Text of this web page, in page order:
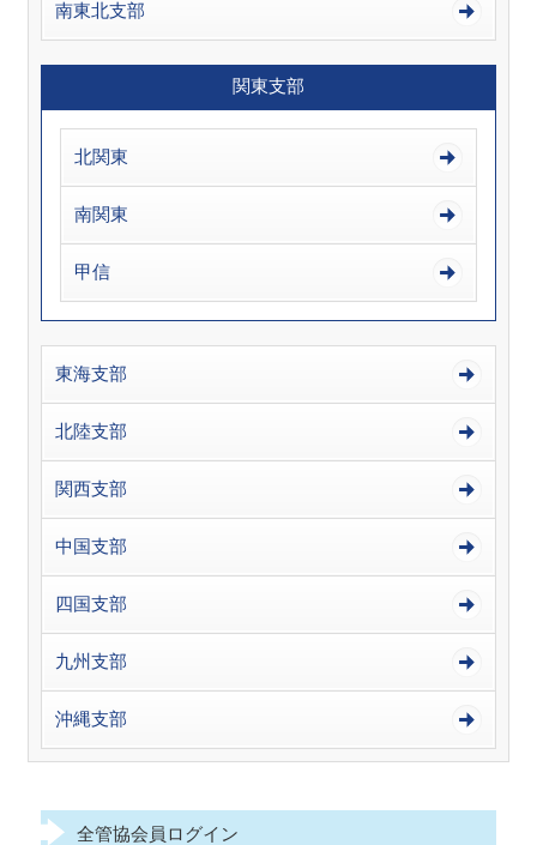
南東北支部
関東支部
北関東
南関東
甲信
東海支部
北陸支部
関西支部
中国支部
四国支部
九州支部
沖縄支部
全管協会員ログイン